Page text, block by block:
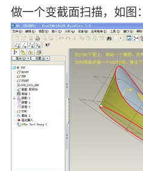
做一个变截面扫描，如图：